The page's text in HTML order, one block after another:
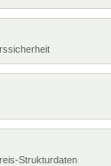
Strukturdaten